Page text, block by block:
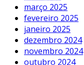
março 2025
fevereiro 2025
janeiro 2025
dezembro 2024
novembro 2024
outubro 2024